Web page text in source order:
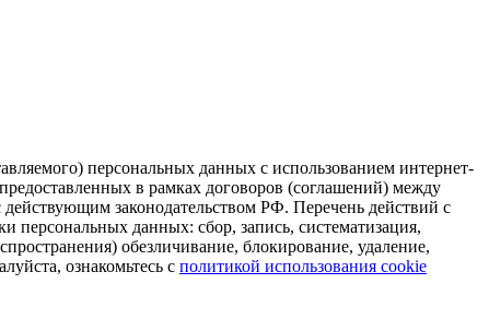
персональных данных с использованием интернет-
в рамках договоров (соглашений) между
законодательством РФ. Перечень действий с
персональных данных: сбор, запись, систематизация,
обезличивание, блокирование, удаление,
ознакомьтесь с политикой использования cookie